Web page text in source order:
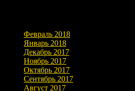
Февраль 2018
Январь 2018
Декабрь 2017
Ноябрь 2017
Октябрь 2017
Сентябрь 2017
Август 2017